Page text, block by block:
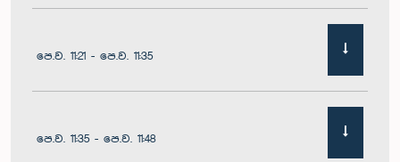
පෙ.ව. 11:21 - පෙ.ව. 11:35
පෙ.ව. 11:35 - පෙ.ව. 11:48